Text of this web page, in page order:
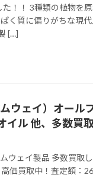
た！！ 3種類の植物を
く質に偏りがちな現
[…]
ウェイ）オール
イル 他、多数買取
ウェイ製品 多数買取
価買取中！査定額：